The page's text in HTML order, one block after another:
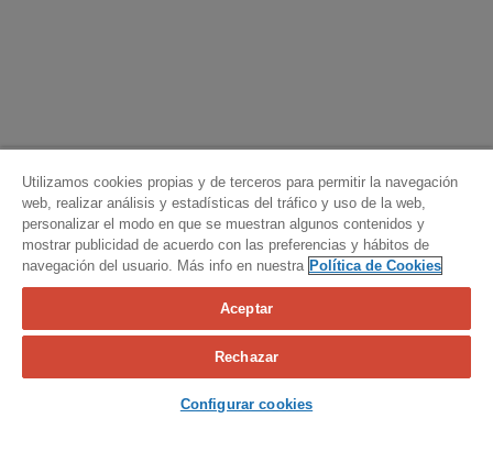
Calcula tu seguro
Contacta con nosotros
Utilizamos cookies propias y de terceros para permitir la navegación
web, realizar análisis y estadísticas del tráfico y uso de la web,
personalizar el modo en que se muestran algunos contenidos y
mostrar publicidad de acuerdo con las preferencias y hábitos de
navegación del usuario. Más info en nuestra Política de Cookies
Aceptar
Rechazar
Configurar cookies